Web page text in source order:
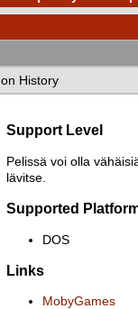
History
Support Level
Pelissä voi olla
lävitse.
Supported
DOS
Links
MobyGames